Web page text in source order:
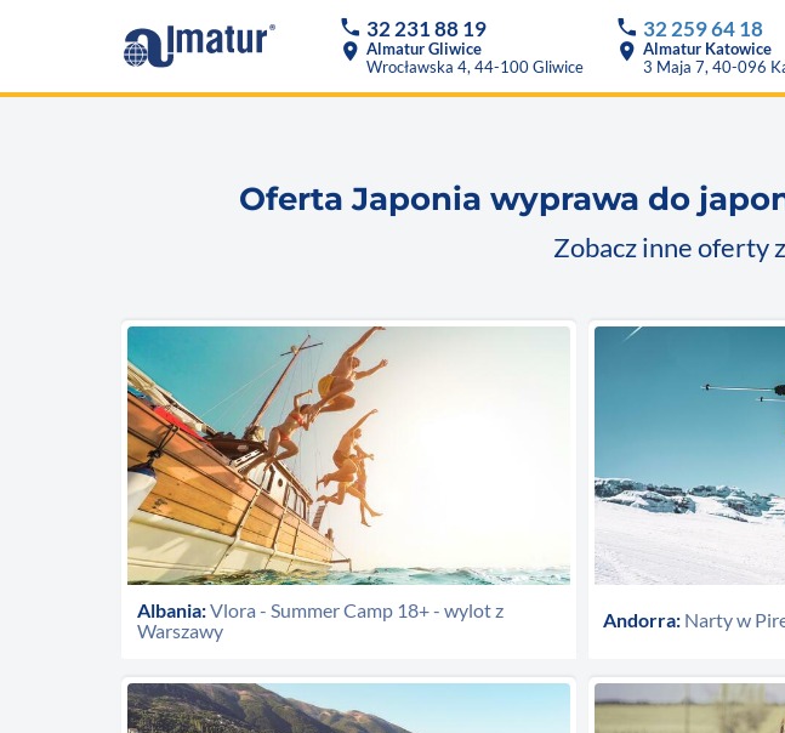
phone 32 231 88 19
location_on Almatur Gliwice
Wrocławska 4, 44-100 Gliwice
phone 32 259 64 18
location_on Almatur Katowice
3 Maja 7, 40-096
Oferta Japonia wyprawa do
Zobacz inne oferty
Albania:Vlora - Summer Camp 18+ - wylot z
Warszawy
Andorra: Narty w